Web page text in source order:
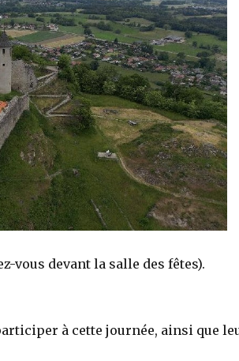
vous devant la salle des fêtes).
à cette journée, ainsi que